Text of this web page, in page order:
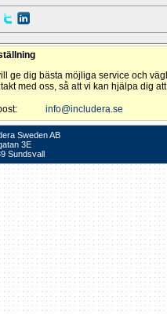
ge dig bästa möjliga service och
med oss, så att vi kan hjälpa dig
info@includera.se
Sweden AB
3E
Sundsvall